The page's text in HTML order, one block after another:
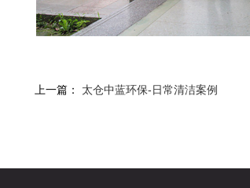
上一篇： 太仓中蓝环保-日常清洁案例